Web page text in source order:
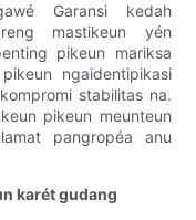
Garansi kedah
mastikeun yén
pikeun mariksa
ngaidentipikasi
stabilitas na.
pikeun meunteun
pangropéa anu
karét gudang